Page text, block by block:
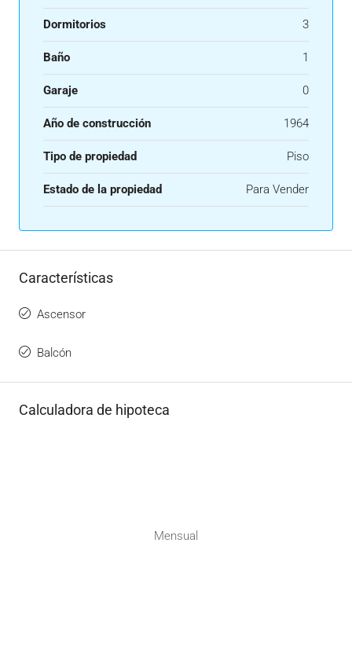
Dormitorios 3
Baño 1
Garaje 0
Año de construcción 1964
Tipo de propiedad Piso
Estado de la propiedad Para Vender
Características
Ascensor
Balcón
Calculadora de hipoteca
Mensual